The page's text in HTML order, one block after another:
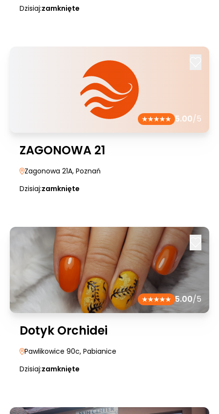
Dzisiaj:zamknięte
5.00/5
ZAGONOWA 21
Zagonowa 21A, Poznań
Dzisiaj:zamknięte
5.00/5
Dotyk Orchidei
Pawlikowice 90c, Pabianice
Dzisiaj:zamknięte